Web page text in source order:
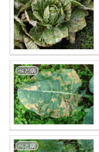
べと病
べと病